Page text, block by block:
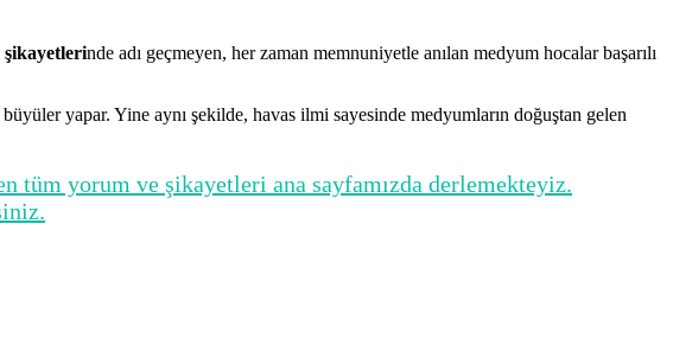
şikayetlerinde adı geçmeyen, her zaman memnuniyetle anılan medyum hocalar başarılı
yapar. Yine aynı şekilde, havas ilmi sayesinde medyumların doğuştan gelen
yorum ve şikayetleri ana sayfamızda derlemekteyiz.